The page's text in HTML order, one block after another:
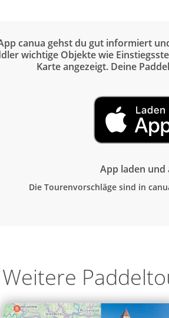
canua gehst du gut informiert
wichtige Objekte wie
Karte angezeigt. Deine
App laden und
Die Tourenvorschläge sind in
Weitere